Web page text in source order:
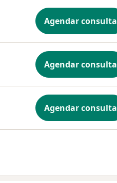
Agendar consulta
Agendar consulta
Agendar consulta